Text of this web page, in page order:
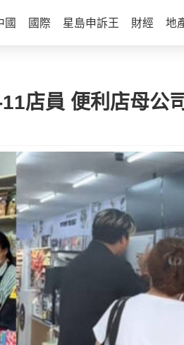
國 國際 星島申訴王 財經 地
店員 便利店母公